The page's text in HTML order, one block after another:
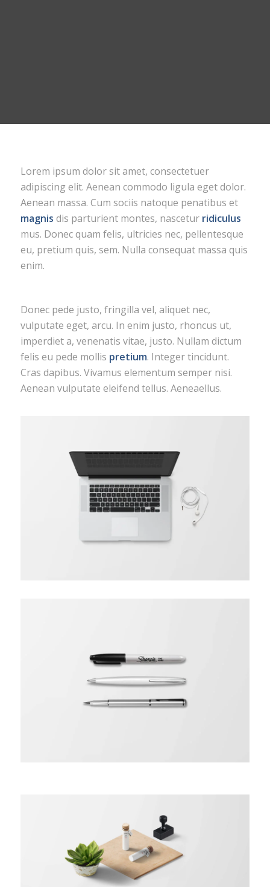
Lorem ipsum dolor sit amet, consectetuer
adipiscing elit. Aenean commodo ligula eget dolor.
Aenean massa. Cum sociis natoque penatibus et
magnis dis parturient montes, nascetur ridiculus
mus. Donec quam felis, ultricies nec, pellentesque
eu, pretium quis, sem. Nulla consequat massa quis
enim.
Donec pede justo, fringilla vel, aliquet nec,
vulputate eget, arcu. In enim justo, rhoncus ut,
imperdiet a, venenatis vitae, justo. Nullam dictum
felis eu pede mollis pretium. Integer tincidunt.
Cras dapibus. Vivamus elementum semper nisi.
Aenean vulputate eleifend tellus. Aeneaellus.